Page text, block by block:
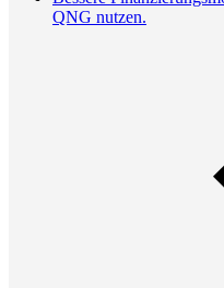
QNG nutzen.